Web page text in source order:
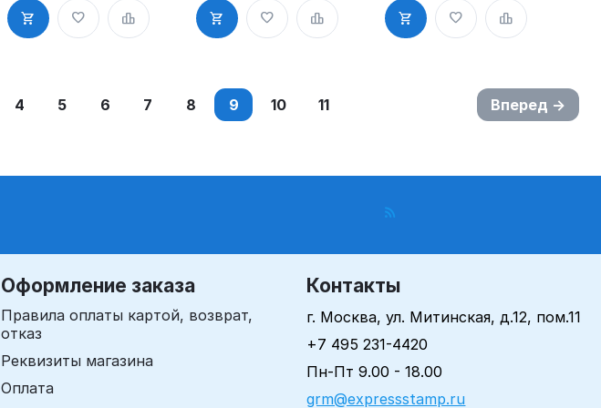
Mobistamps
4311, Sirdash
Mobistamps
4312, Sirdash
Mobistamps
4313, Sirdash
4 5 6 7 8 9 10 11 Вперед
Оформление заказа
Правила оплаты картой, возврат,
отказ
Реквизиты магазина
Оплата
Контакты
г. Москва, ул. Митинская, д.12, пом.11
+7 495 231-4420
Пн-Пт 9.00 - 18.00
grm@expressstamp.ru